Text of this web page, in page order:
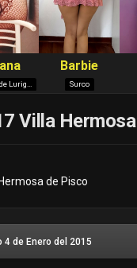
Villa Hermosa
de Pisco
4 de Enero del 2015